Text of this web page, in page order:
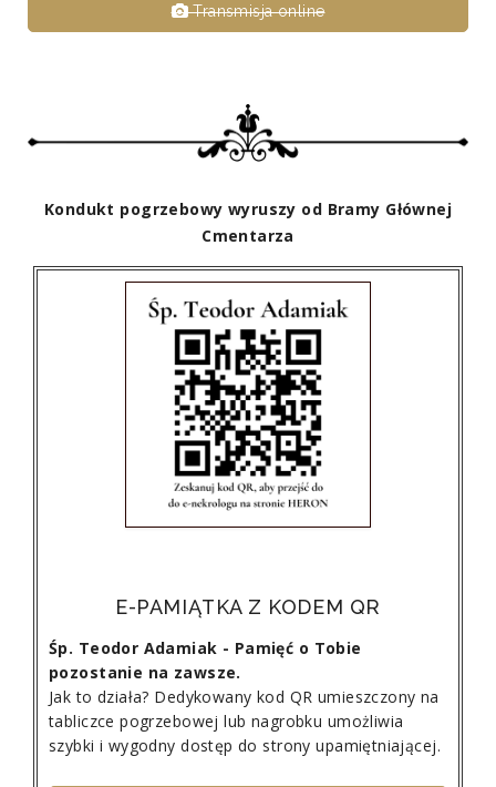
Transmisja online
Kondukt pogrzebowy wyruszy od Bramy Głównej
Cmentarza
E-PAMIĄTKA Z KODEM QR
Śp. Teodor Adamiak - Pamięć o Tobie
pozostanie na zawsze.
Jak to działa? Dedykowany kod QR umieszczony na
tabliczce pogrzebowej lub nagrobku umożliwia
szybki i wygodny dostęp do strony upamiętniającej.